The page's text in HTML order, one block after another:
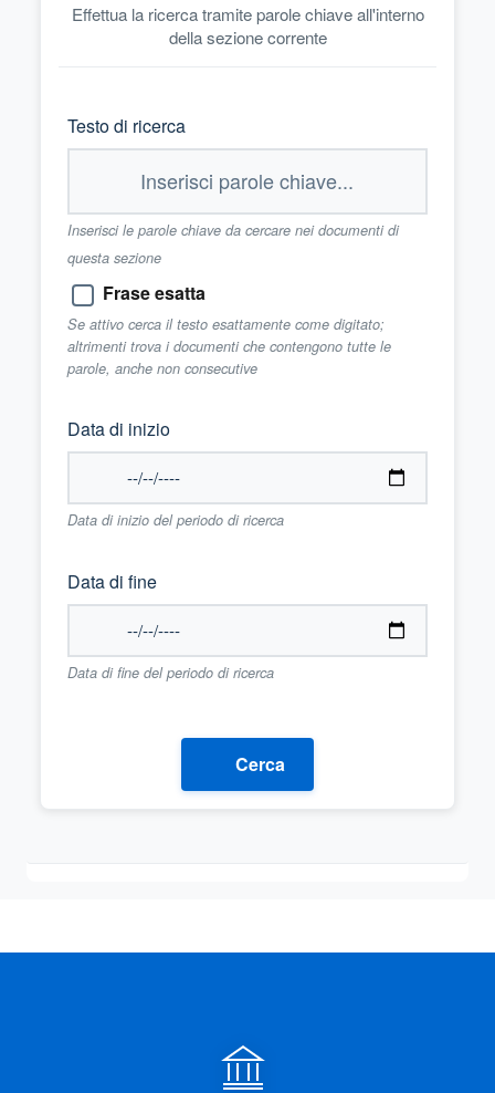
Effettua la ricerca tramite parole chiave all'interno
della sezione corrente
Testo di ricerca
Inserisci le parole chiave da cercare nei documenti di
questa sezione
Frase esatta
Se attivo cerca il testo esattamente come digitato;
altrimenti trova i documenti che contengono tutte le
parole, anche non consecutive
Data di inizio
Data di inizio del periodo di ricerca
Data di fine
Data di fine del periodo di ricerca
Cerca